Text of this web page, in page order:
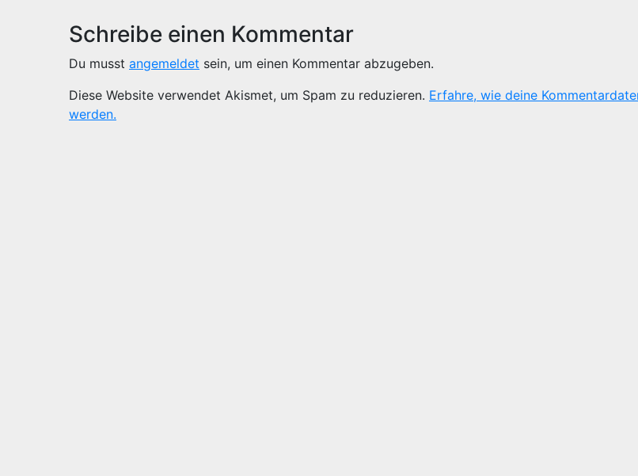
Schreibe einen Kommentar
Du musst angemeldet sein, um einen Kommentar abzugeben.
Diese Website verwendet Akismet, um Spam zu reduzieren. Erfahre, wie deine
werden.